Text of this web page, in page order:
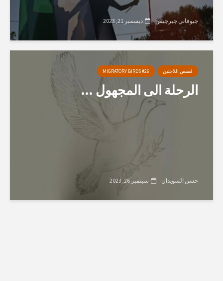
جيوفاني جيرجيس ديسمبر 21, 2023
قصص اللاجئين MIGRATORY BIRDS #26
الرحلة الى المجهول …
حسن السويدان سبتمبر 26, 2023